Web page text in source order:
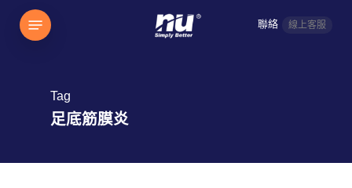
Skip
聯絡 線上客服
Menu
Tag
足底筋膜炎